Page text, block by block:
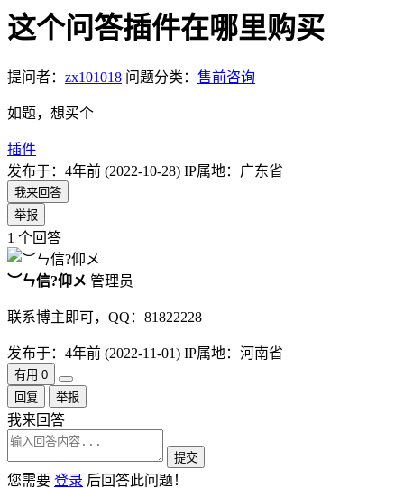
这个问答插件在哪里购买
提问者： zx101018 问题分类： 售前咨询
如题，想买个
插件
发布于：4年前 (2022-10-28) IP属地：广东省
我来回答
举报
1 个回答
︶ㄣ信?仰メ 管理员
联系博主即可，QQ：81822228
发布于：4年前 (2022-11-01) IP属地：河南省
有用 0
回复
举报
我来回答
您需要 登录 后回答此问题！